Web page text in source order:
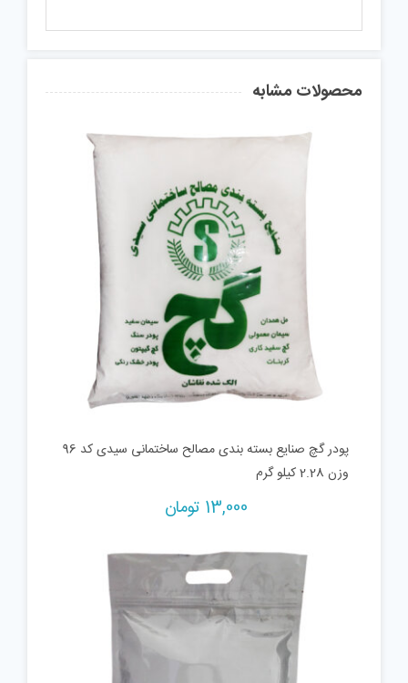
محصولات مشابه
پودر گچ صنایع بسته بندی مصالح ساختمانی سیدی کد 96
وزن 2.28 کیلو گرم
13,000 تومان